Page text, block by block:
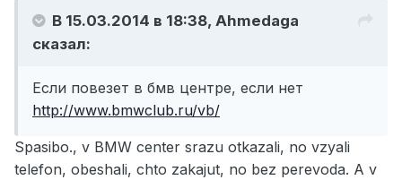
В 15.03.2014 в 18:38, Ahmedaga
сказал:
Если повезет в бмв центре, если нет
http://www.bmwclub.ru/vb/
Spasibo., v BMW center srazu otkazali, no vzyali
telefon, obeshali, chto zakajut, no bez perevoda. A v